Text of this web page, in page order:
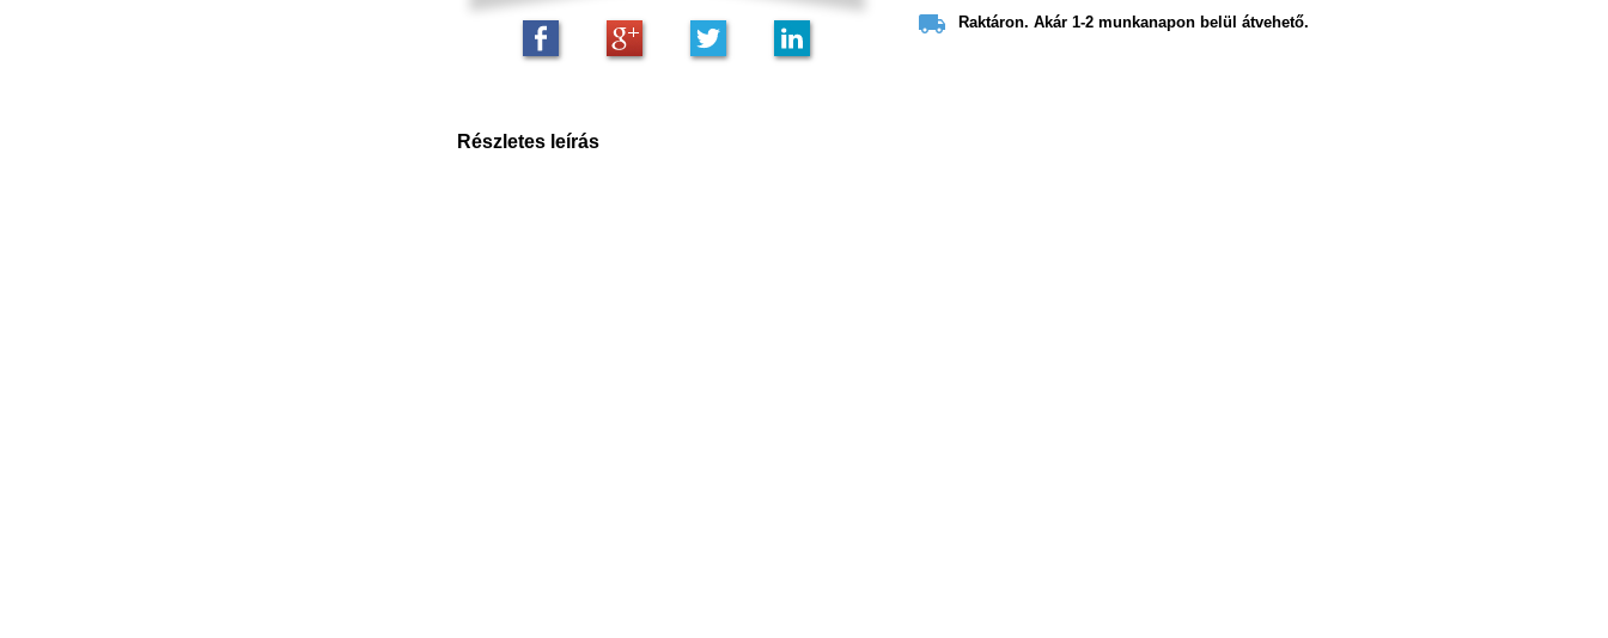
 Raktáron. Akár 1-2 munkanapon belül átvehető.
Részletes leírás